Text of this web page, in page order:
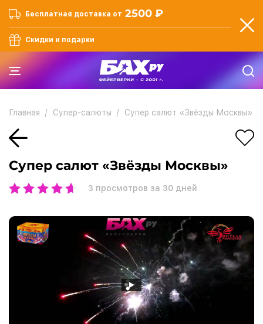
Бесплатная доставка от 2500 ₽
Скидки и подарки
Главная Супер-салюты Супер салют «Звёзды Москвы»
Супер салют «Звёзды Москвы»
3 просмотров за 30 дней